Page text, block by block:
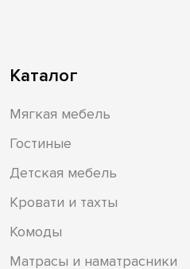
Каталог
Мягкая мебель
Гостиные
Детская мебель
Кровати и тахты
Комоды
Матрасы и наматрасники